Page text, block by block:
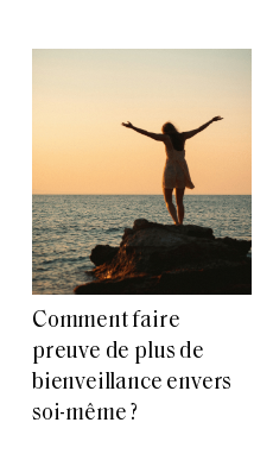
Comment faire
preuve de plus de
bienveillance envers
soi-même ?